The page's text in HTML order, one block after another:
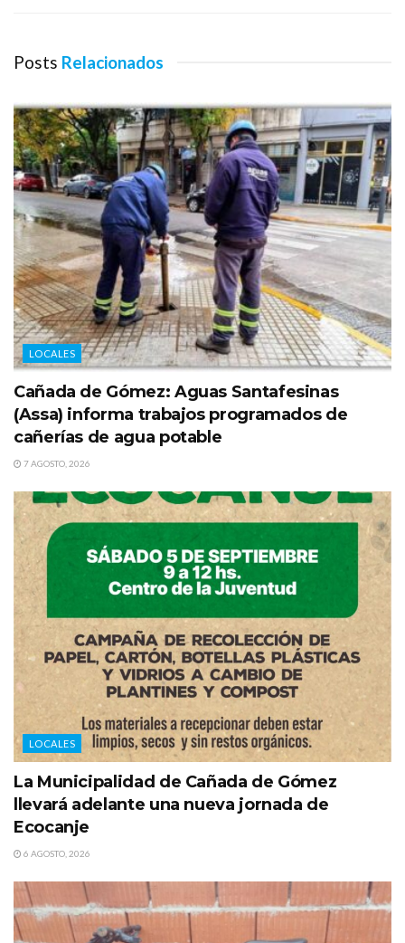
Posts Relacionados
LOCALES
Cañada de Gómez: Aguas Santafesinas
(Assa) informa trabajos programados de
cañerías de agua potable
7 AGOSTO, 2026
LOCALES
La Municipalidad de Cañada de Gómez
llevará adelante una nueva jornada de
Ecocanje
6 AGOSTO, 2026